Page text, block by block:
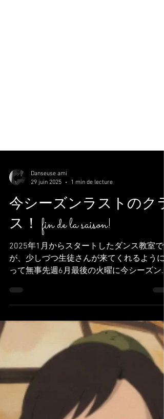
29 juin 2025
1 min de lecture
今シーズンラストのクラ
ス！ fin de la saison!
2025年1月からスタートしたダンス教室で
って無事先週6月最後の火曜に今シーズンラ
ストのクラスを迎えることができました。
りがとう。。！！！ CamaleHoju...